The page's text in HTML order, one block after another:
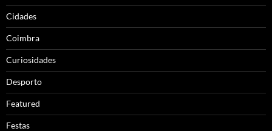
Cidades
Coimbra
Curiosidades
Desporto
Featured
Festas